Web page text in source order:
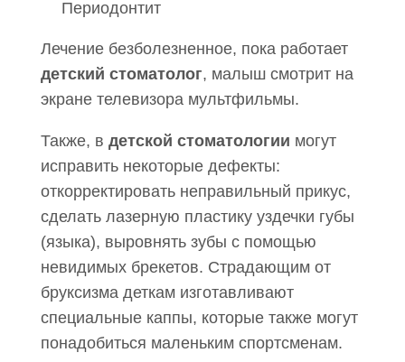
Периодонтит
Лечение безболезненное, пока работает
детский стоматолог, малыш смотрит на
экране телевизора мультфильмы.
Также, в детской стоматологии могут
исправить некоторые дефекты:
откорректировать неправильный прикус,
сделать лазерную пластику уздечки губы
(языка), выровнять зубы с помощью
невидимых брекетов. Страдающим от
бруксизма деткам изготавливают
специальные каппы, которые также могут
понадобиться маленьким спортсменам.